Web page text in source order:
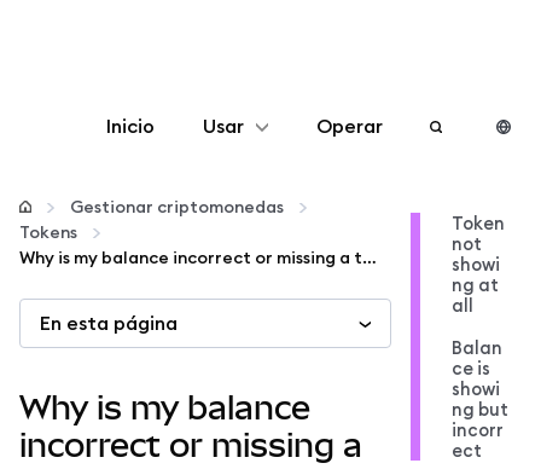
Inicio Usar
Configurar
Gestionar criptomonedas
Más Web3
Manténgase a salvo
Operar
Gestionar criptomonedas
Tokens
Why is my balance incorrect or missing a token?
En esta página
Why is my balance
incorrect or missing a
Token
not
showi
ng at
all
Balan
ce is
showi
ng but
incorr
ect